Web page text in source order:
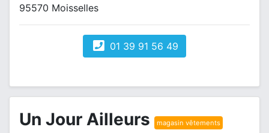
95570 Moisselles
01 39 91 56 49
Un Jour Ailleurs magasin vêtements